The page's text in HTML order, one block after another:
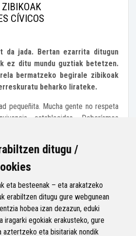
ditugu /
eta besteenak – eta arakatzeko
erabiltzen ditugu gure webgunean
hobea izan dezazun, eduki
iragarki egokiak erakusteko, gure
aztertzeko eta bisitariak nondik
CÍVICOS
da jada. Bertan ezarrita ditugun
ez ditu mundu guztiak betetzen.
bermatzeko begirale zibikoak
beharko lirateke.
pequeñita. Mucha gente no respeta
establecidas. Deberíamos
Apoyar